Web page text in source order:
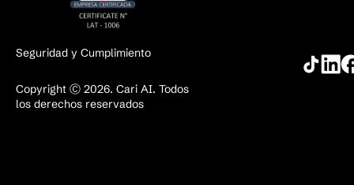
Seguridad y Cumplimiento
Copyright Ⓒ 2026. Cari AI. Todos
los derechos reservados